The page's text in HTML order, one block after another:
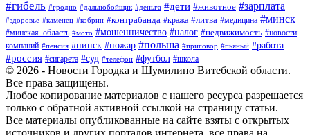
#гибель #гродно #дальнобойщик #деньга #дети #животное #зарплата
#здоровье #каменец #кобрин #контрабанда #кража #литва #медицина #минск
#минская_область #мото #мошенничество #налог #недвижимость #новости
компаний #пенсия #пинск #пожар #польша #приговор #пьяный #работа
#россия #сигарета #суд #телефон #футбол #школа
© 2026 - Новости Городка и Шумилино Витебской области.
Все права защищены.
Любое копирование материалов с нашего ресурса разрешается
только с обратной активной ссылкой на страницу статьи.
Все материалы опубликованные на сайте взяты с открытых
источников и других порталов интернета, все права на